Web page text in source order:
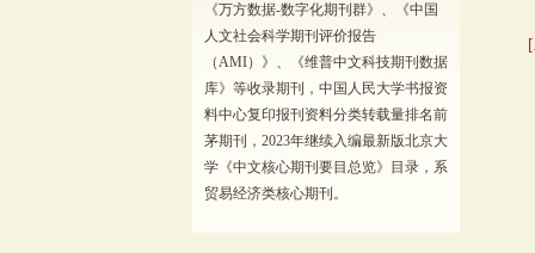
《万方数据-数字化期刊群》、《中国
人文社会科学期刊评价报告
（AMI）》、《维普中文科技期刊数据
库》等收录期刊，中国人民大学书报资
料中心复印报刊资料分类转载量排名前
茅期刊，2023年继续入编最新版北京大
学《中文核心期刊要目总览》目录，系
贸易经济类核心期刊。